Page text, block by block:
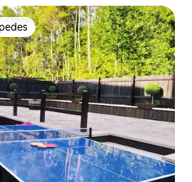
entre huéspedes